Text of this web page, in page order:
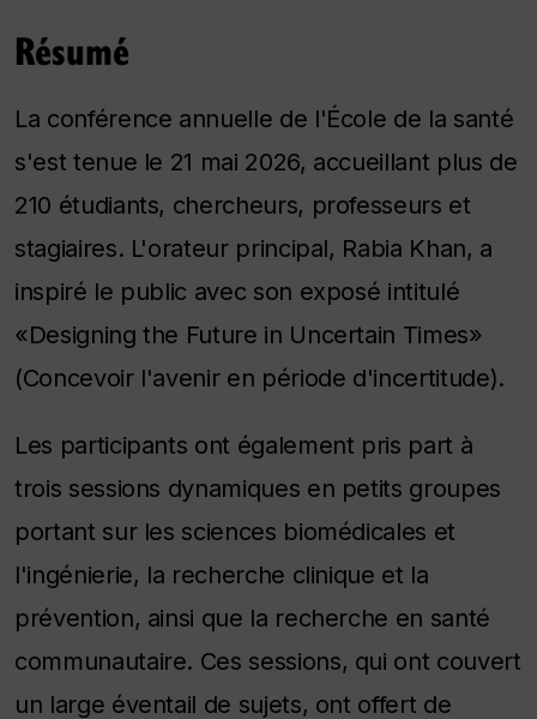
Résumé
La conférence annuelle de l'École de la santé
s'est tenue le 21 mai 2026, accueillant plus de
210 étudiants, chercheurs, professeurs et
stagiaires. L'orateur principal, Rabia Khan, a
inspiré le public avec son exposé intitulé
«Designing the Future in Uncertain Times»
(Concevoir l'avenir en période d'incertitude).
Les participants ont également pris part à
trois sessions dynamiques en petits groupes
portant sur les sciences biomédicales et
l'ingénierie, la recherche clinique et la
prévention, ainsi que la recherche en santé
communautaire. Ces sessions, qui ont couvert
un large éventail de sujets, ont offert de